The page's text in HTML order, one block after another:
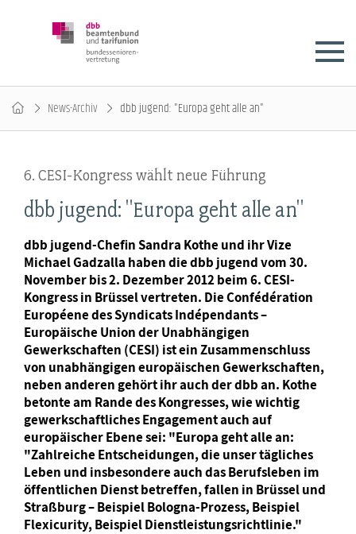
News-Archiv dbb jugend: "Europa geht alle an"
6. CESI-Kongress wählt neue Führung
dbb jugend: "Europa geht alle an"
dbb jugend-Chefin Sandra Kothe und ihr Vize
Michael Gadzalla haben die dbb jugend vom 30.
November bis 2. Dezember 2012 beim 6. CESI-
Kongress in Brüssel vertreten. Die Confédération
Européene des Syndicats Indépendants –
Europäische Union der Unabhängigen
Gewerkschaften (CESI) ist ein Zusammenschluss
von unabhängigen europäischen Gewerkschaften,
neben anderen gehört ihr auch der dbb an. Kothe
betonte am Rande des Kongresses, wie wichtig
gewerkschaftliches Engagement auch auf
europäischer Ebene sei: "Europa geht alle an:
"Zahlreiche Entscheidungen, die unser tägliches
Leben und insbesondere auch das Berufsleben im
öffentlichen Dienst betreffen, fallen in Brüssel und
Straßburg – Beispiel Bologna-Prozess, Beispiel
Flexicurity, Beispiel Dienstleistungsrichtlinie."